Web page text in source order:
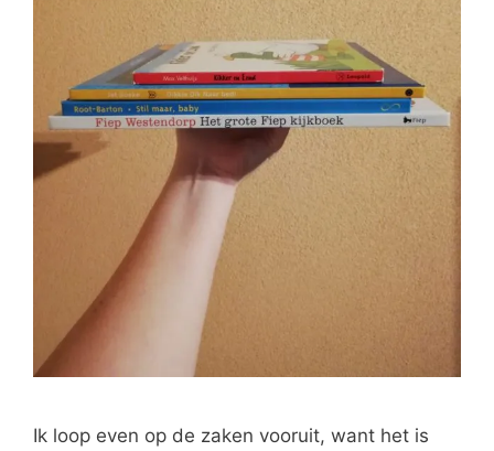
Ik loop even op de zaken vooruit, want het is